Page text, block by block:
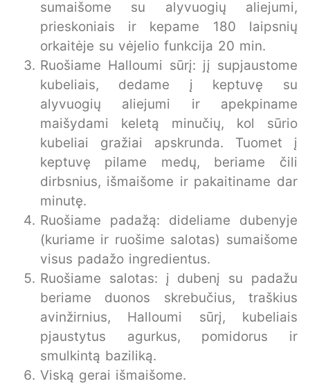
sumaišome su alyvuogių aliejumi,
prieskoniais ir kepame 180 laipsnių
orkaitėje su vėjelio funkcija 20 min.
Ruošiame Halloumi sūrį: jį supjaustome
kubeliais, dedame į keptuvę su
alyvuogių aliejumi ir apekpiname
maišydami keletą minučių, kol sūrio
kubeliai gražiai apskrunda. Tuomet į
keptuvę pilame medų, beriame čili
dirbsnius, išmaišome ir pakaitiname dar
minutę.
Ruošiame padažą: dideliame dubenyje
(kuriame ir ruošime salotas) sumaišome
visus padažo ingredientus.
Ruošiame salotas: į dubenį su padažu
beriame duonos skrebučius, traškius
avinžirnius, Halloumi sūrį, kubeliais
pjaustytus agurkus, pomidorus ir
smulkintą baziliką.
Viską gerai išmaišome.